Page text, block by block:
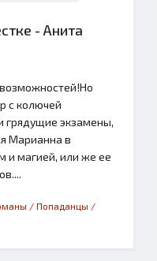
- Анита
с колючей
грядущие экзамены,
Марианна в
и магией, или же ее
/ Попаданцы /